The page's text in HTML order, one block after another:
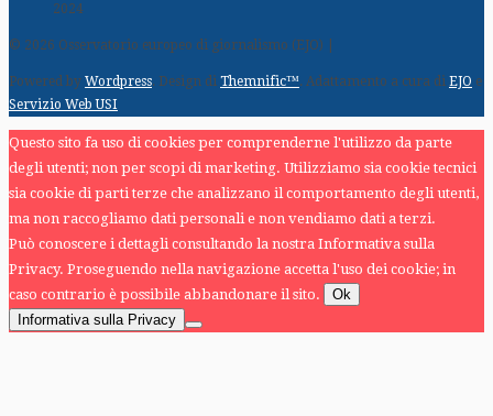
2024
© 2026 Osservatorio europeo di giornalismo (EJO) |
Powered by Wordpress. Design di Themnific™. Adattamento a cura di EJO e
Servizio Web USI
Questo sito fa uso di cookies per comprenderne l'utilizzo da parte
degli utenti; non per scopi di marketing. Utilizziamo sia cookie tecnici
sia cookie di parti terze che analizzano il comportamento degli utenti,
ma non raccogliamo dati personali e non vendiamo dati a terzi.
Può conoscere i dettagli consultando la nostra Informativa sulla
Privacy. Proseguendo nella navigazione accetta l'uso dei cookie; in
caso contrario è possibile abbandonare il sito.
Ok
Informativa sulla Privacy